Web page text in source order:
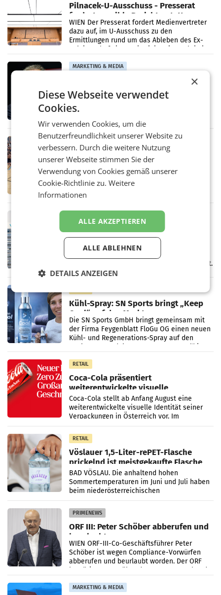
Pilnacek-U-Ausschuss - Presserat
fordert sensible Berichterstattung
WIEN Der Presserat fordert Medienvertreter
dazu auf, im U-Ausschuss zu den
Ermittlungen rund um das Ableben des Ex-
Sektionschefs im Justizministerium, Christian
MARKETING & MEDIA
Stiftungsrat Lederer wehrt sich in
den SN gegen Vorwürfe
Mehrere Themen beschäftigen derzeit den
ORF. Am Dienstag soll im Stiftungsrat über
die vom neuen ORF-Chef Clemens Pig
vorgeschlagenen Besetzungen für die
Direktionen abgestimmt werden.
RETAIL
Bipa unterstützt Bewegte Kids
Sommercamps im Osten Österreichs
Bereits zum zweiten Mal begleitet Bipa das
polysportive Sommersportcamp „Bewegte
Monaten Juli und August versorgt das
voestalpine verzeichnet solides
erstes Quartal und steigert EBITDA
Der voestalpine-Konzern hat im 1. Quartal
des Geschäftsjahres 2026/27 (1. April bis 30.
Juni 2026) ein solides Ergebnis erwirtschaftet.
Der Umsatz stieg im Vergleich zur
Kühl-Spray: SN Sports bringt „Keep
Cool“ auf den Markt
Die SN Sports GmbH bringt gemeinsam mit
der Firma Feygenblatt FloGu OG einen neuen
Kühl- und Regenerations-Spray auf den
Markt. Das Produkt namens „Keep Cool“ ist zu
RETAIL
Coca-Cola präsentiert
weiterentwickelte visuelle
Markenidentität
Coca-Cola stellt ab Anfang August eine
weiterentwickelte visuelle Identität seiner
Verpackungen in Österreich vor. Im
Mittelpunkt des Redesigns stehen zentrale
Gestaltungselemente
RETAIL
Vöslauer 1,5-Liter-rePET-Flasche
prickelnd ist meistgekaufte Flasche
Österreichs
BAD VÖSLAU. Die anhaltend hohen
Sommertemperaturen im Juni und Juli haben
beim niederösterreichischen
Getränkehersteller Vöslauer zu deutlichen
Absatzzuwächsen geführt. Während
PRIMENEWS
ORF III: Peter Schöber abberufen und
beurlaubt
WIEN ORF-III-Co-Geschäftsführer Peter
Schöber ist wegen Compliance-Vorwürfen
abberufen und beurlaubt worden. Der ORF
bestätigte gegenüber der APA entsprechende
MARKETING & MEDIA
×
Diese Webseite verwendet
Cookies.
Wir verwenden Cookies, um die
Benutzerfreundlichkeit unserer Website zu
verbessern. Durch die weitere Nutzung
unserer Webseite stimmen Sie der
Verwendung von Cookies gemäß unserer
Cookie-Richtlinie zu.Weitere
Informationen
ALLE AKZEPTIEREN
ALLE ABLEHNEN
DETAILS ANZEIGEN